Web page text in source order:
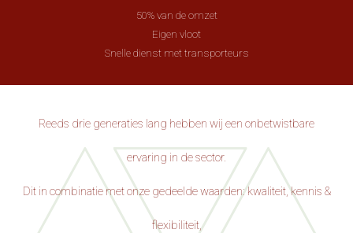
50% van de omzet
Eigen vloot
Snelle dienst met transporteurs
Reeds drie generaties lang hebben wij een onbetwistbare
ervaring in de sector.
Dit in combinatie met onze gedeelde waarden: kwaliteit, kennis &
flexibiliteit,